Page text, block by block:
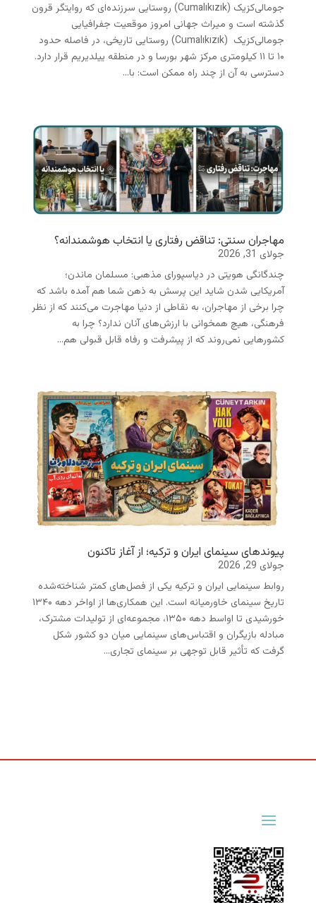
جومالی‌کزیک (Cumalıkızık) روستایی سرزنده‌ای که روایتگر قرون
گذشته است و میراث جهانی امروز موقعیت جفرافیایی
جومالی‌کزیک (Cumalıkızık) روستایی تاریخی، در فاصله حدود
۱۰ تا ۱۱ کیلومتری مرکز شهر بورسا و در منطقه ییلدیریم قرار دارد.
دسترسی به آن از چند راه ممکن است: با...
مهاجران سنتی: تناقض رفتاری یا انتخاب هوشمندانه؟
جولای 31, 2026
چندگانگی هویتی در دیاسپورای مذهبی: مسلمان ماندن؛
آمریکایی شدن شاید این پرسش به ذهن شما هم آمده باشد که
چرا برخی از مهاجران، به نقاطی از دنیا مهاجرت می‌کنند که از نظر
فرهنگی، هیچ همخوانی با ارزش‌های آنان ندارد؟ چرا به
کشورهایی نمی‌روند که از پیشرفت و رفاه قابل قبولی هم...
پیوندهای سینمای ایران و ترکیه؛ از آغاز تاکنون
جولای 29, 2026
روابط سینمایی ایران و ترکیه یکی از فصل‌های کمتر شناخته‌شده
تاریخ سینمای خاورمیانه است. این همکاری‌ها از اواخر دهه ۱۳۴۰
خورشیدی تا اواسط دهه ۱۳۵۰، مجموعه‌ای از تولیدات مشترک،
مبادله بازیگران و اقتباس‌های سینمایی میان دو کشور شکل
گرفت که تأثیر قابل توجهی بر سینمای تجاری...